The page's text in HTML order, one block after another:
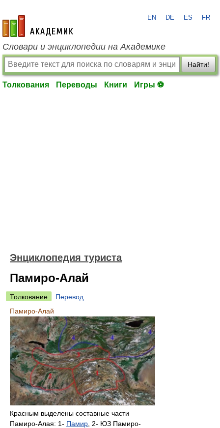
academic.ru
EN DE ES FR
Словари и энциклопедии на Академике
Найти!
Толкования Переводы Книги Игры ⚽
Энциклопедия туриста
Памиро-Алай
Толкование
Перевод
Памиро-Алай
Красным выделены составные части
Памиро-Алая: 1- Памир , 2- ЮЗ Памиро-